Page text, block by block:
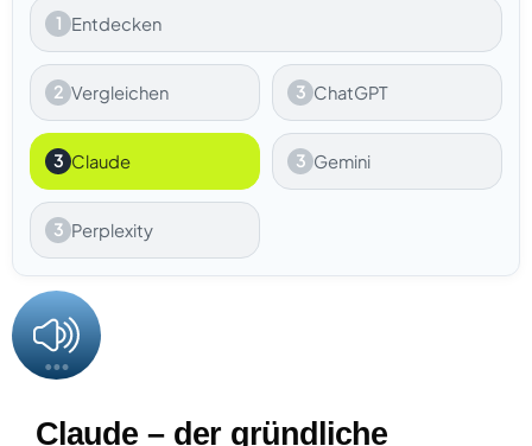
1 Entdecken
2 Vergleichen 3 ChatGPT
3 Claude 3 Gemini
3 Perplexity
Claude – der gründliche